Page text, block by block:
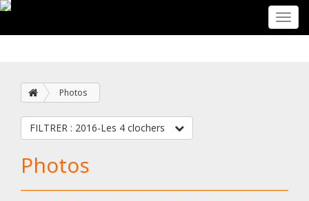
Photos
FILTRER : 2016-Les 4 clochers
Photos